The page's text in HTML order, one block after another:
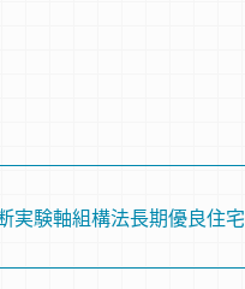
実験軸組構法長期優良住宅